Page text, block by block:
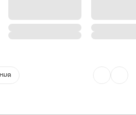
มด